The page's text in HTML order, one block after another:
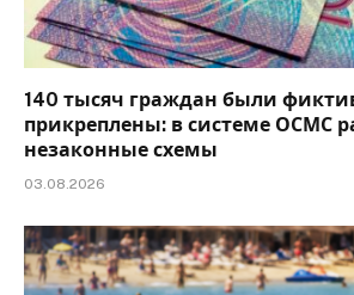
140 тысяч граждан были
прикреплены: в системе ОСМС
незаконные схемы
03.08.2026